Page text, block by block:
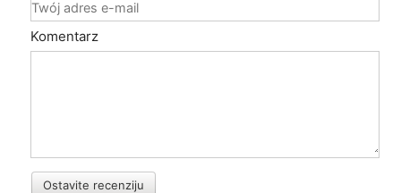
Komentarz
Ostavite recenziju